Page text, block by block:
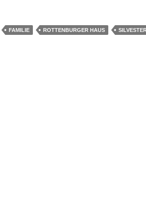
FAMILIE ROTTENBURGER HAUS